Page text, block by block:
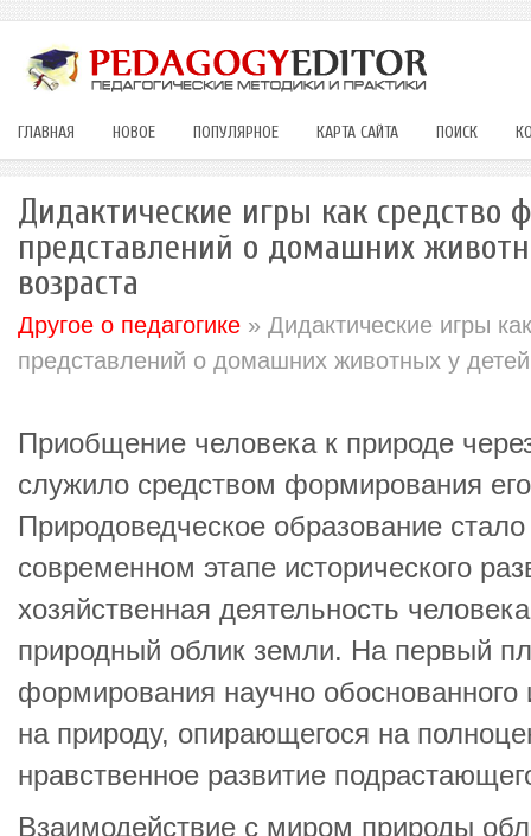
ГЛАВНАЯ НОВОЕ ПОПУЛЯРНОЕ КАРТА САЙТА ПОИСК
Дидактические игры как средство
представлений о домашних
возраста
Другое о педагогике » Дидактические игры
представлений о домашних животных у детей
Приобщение человека к природе
служило средством формирования
Природоведческое образование
современном этапе исторического
хозяйственная деятельность
природный облик земли. На первый
формирования научно обоснованного
на природу, опирающегося на
нравственное развитие
Взаимодействие с миром природы